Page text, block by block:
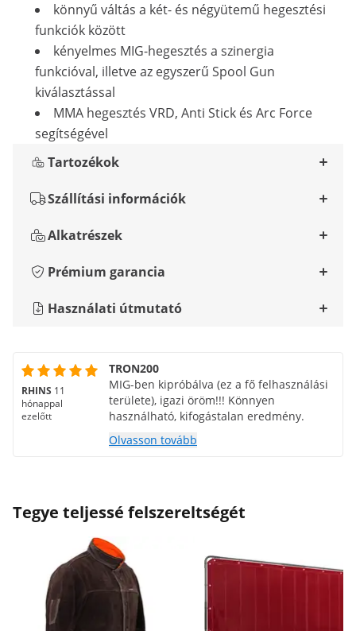
könnyű váltás a két- és négyütemű hegesztési
funkciók között
kényelmes MIG-hegesztés a szinergia
funkcióval, illetve az egyszerű Spool Gun
kiválasztással
MMA hegesztés VRD, Anti Stick és Arc Force
segítségével
Tartozékok
Szállítási információk
Alkatrészek
Prémium garancia
Használati útmutató
RHINS 11
hónappal
ezelőtt
TRON200
MIG-ben kipróbálva (ez a fő felhasználási
területe), igazi öröm!!! Könnyen
használható, kifogástalan eredmény.
Olvasson tovább
Tegye teljessé felszereltségét